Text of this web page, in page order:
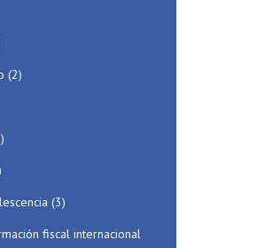
(2)
(3)
fiscal internacional